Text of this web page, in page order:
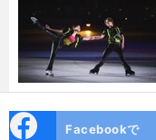
Facebookで